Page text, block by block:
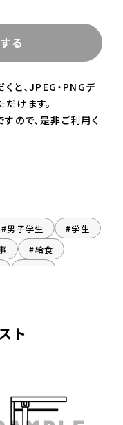
る
と、JPEG・PNGデ
けます。
ので、是非ご利用く
#男子学生
#学生
#給食
ト